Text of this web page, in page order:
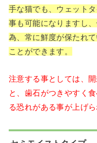
手な猫でも、ウェット
事も可能になりますし
為、常に鮮度が保たれ
ことができます。
注意する事としては、
と、歯石がつきやすく
る恐れがある事が上げら